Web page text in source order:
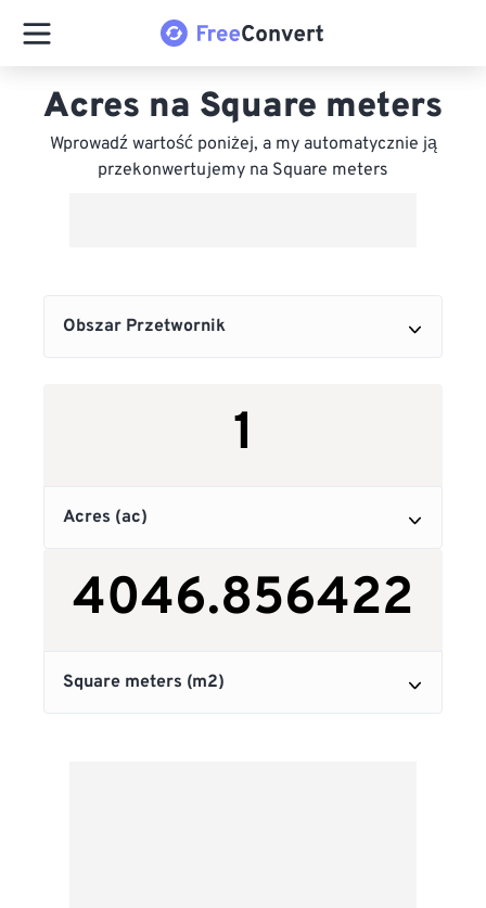
Acres na Square meters
Wprowadź wartość poniżej, a my automatycznie ją
przekonwertujemy na Square meters